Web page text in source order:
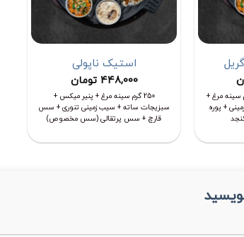
گوساله + ۳۰۰ گرم سینه مرغ +
+ پوره
استیک ناپولی
448,000 تومان
250 گرم سینه مرغ + پنیر میکس +
سبزیجات ساته + سیب زمینی تنوری + سس
قارچ + سس پرتقالی (سس مخصوص)